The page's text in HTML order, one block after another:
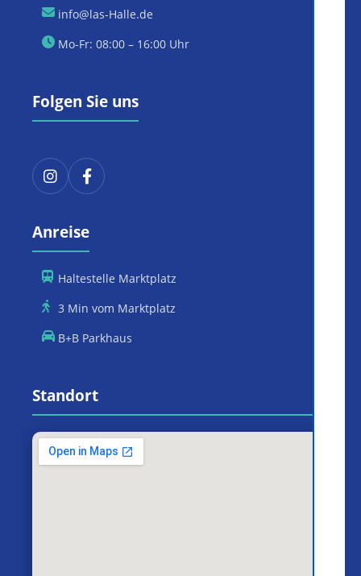
info@las-Halle.de
Mo-Fr: 08:00 – 16:00 Uhr
Folgen Sie uns
Anreise
Haltestelle Marktplatz
3 Min vom Marktplatz
B+B Parkhaus
Standort